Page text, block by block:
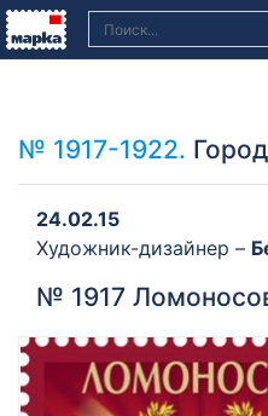
№ 1917-1922.
24.02.15
Художник-дизайнер –
№ 1917